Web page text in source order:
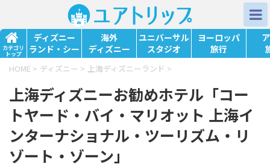
カテゴリ
トップ
ディズニー
ランド・シー
海外
ディズニー
ユニバーサル
スタジオ
ヨーロッパ
旅行
HOME > ディズニー > 上海ディズニーランド >
上海ディズニーお勧めホテル「コー
トヤード・バイ・マリオット 上海イ
ンターナショナル・ツーリズム・リ
ゾート・ゾーン」